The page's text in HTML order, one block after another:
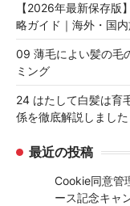
【2026年最新保存版
略ガイド｜海外・国
09 薄毛によい髪の毛
ミング
24 はたして白髪は育
係を徹底解説しました
最近の投稿
Cookie同意管
ース記念キャ